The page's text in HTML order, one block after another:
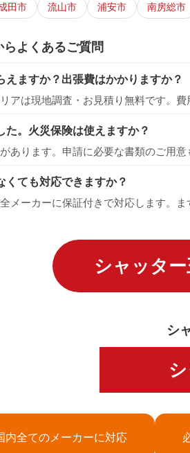
田市 流山市 浦安市 南房総市
よくあるご質問
ますか？出張費はかかりますか？
アは現地調査・お見積り無料です。
た。火災保険は使えますか？
あります。申請に必要な書類のご用
くても対応できますか？
メーカーに保証付きで対応します。ま
シャッタ
シ
内全てのメーカーに対応